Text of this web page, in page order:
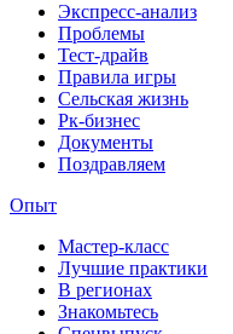
Экспресс-анализ
Проблемы
Тест-драйв
Правила игры
Сельская жизнь
Рк-бизнес
Документы
Поздравляем
Опыт
Мастер-класс
Лучшие практики
В регионах
Знакомьтесь